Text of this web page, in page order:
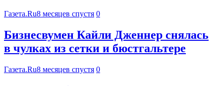
Газета.Ru8 месяцев спустя 0
Бизнесвумен Кайли Дженнер снялась
в чулках из сетки и бюстгальтере
Газета.Ru8 месяцев спустя 0